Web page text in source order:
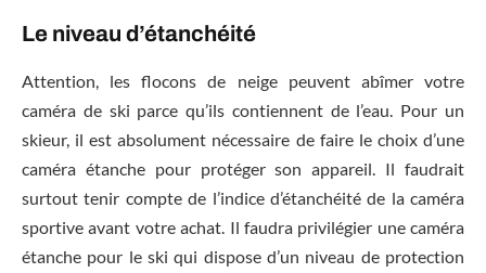
Le niveau d’étanchéité
Attention, les flocons de neige peuvent abîmer votre
caméra de ski parce qu’ils contiennent de l’eau. Pour un
skieur, il est absolument nécessaire de faire le choix d’une
caméra étanche pour protéger son appareil. Il faudrait
surtout tenir compte de l’indice d’étanchéité de la caméra
sportive avant votre achat. Il faudra privilégier une caméra
étanche pour le ski qui dispose d’un niveau de protection